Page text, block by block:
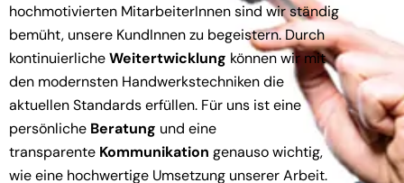
hochmotivierten MitarbeiterInnen sind wir ständig
bemüht, unsere KundInnen zu begeistern. Durch
kontinuierlicheWeitertwicklung können wir mit
den modernsten Handwerkstechniken die
aktuellen Standards erfüllen. Für uns ist eine
persönliche Beratung und eine
transparente Kommunikation genauso wichtig,
wie eine hochwertige Umsetzung unserer Arbeit.